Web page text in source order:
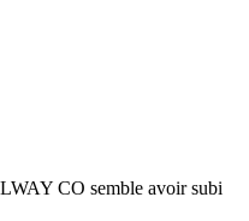
CO semble avoir subi